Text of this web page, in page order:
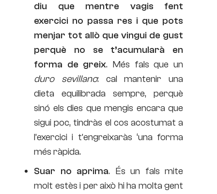
diu que mentre vagis fent
exercici no passa res i que pots
menjar tot allò que vingui de gust
perquè no se t’acumularà en
forma de greix. Més fals que un
duro sevillano: cal mantenir una
dieta equilibrada sempre, perquè
sinó els dies que mengis encara que
sigui poc, tindràs el cos acostumat a
l’exercici i t’engreixaràs ‘una forma
més ràpida.
Suar no aprima. És un fals mite
molt estès i per això hi ha molta gent